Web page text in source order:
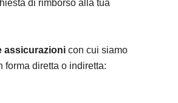
di rimborso alla tua
assicurazioni con cui siamo
forma diretta o indiretta: